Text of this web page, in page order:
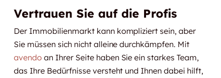
Vertrauen Sie auf die Profis
Der Immobilienmarkt kann kompliziert sein, aber
Sie müssen sich nicht alleine durchkämpfen. Mit
avendo an Ihrer Seite haben Sie ein starkes Team,
das Ihre Bedürfnisse versteht und Ihnen dabei hilft,